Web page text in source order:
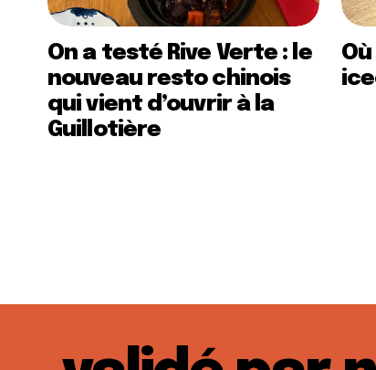
On a testé Rive Verte : le
nouveau resto chinois
qui vient d’ouvrir à la
Guillotière